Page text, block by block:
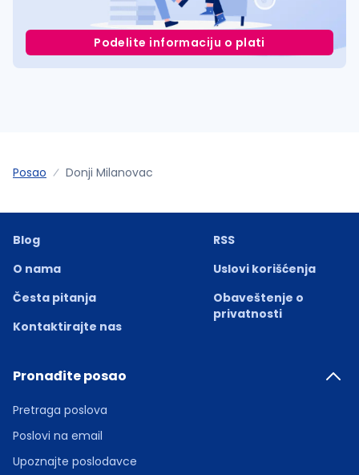
Podelite informaciju o plati
Posao Donji Milanovac
Blog
O nama
Česta pitanja
Kontaktirajte nas
RSS
Uslovi korišćenja
Obaveštenje o
privatnosti
Pronađite posao
Pretraga poslova
Poslovi na email
Upoznajte poslodavce